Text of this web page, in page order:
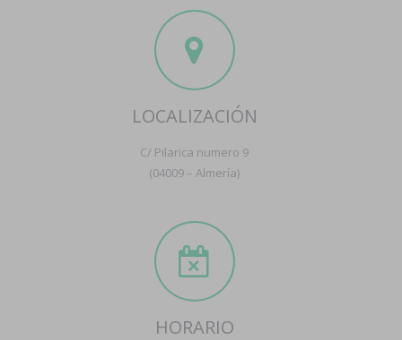
LOCALIZACIÓN
C/ Pilarica numero 9
(04009 – Almería)
HORARIO